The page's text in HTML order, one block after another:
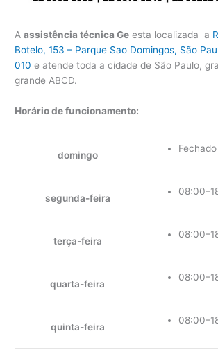
Aassistência técnica Ge esta localizada a
Botelo, 153 – Parque Sao Domingos, São
010 e atende toda a cidade de São Paulo,
grande ABCD.
Horário de funcionamento:
domingo
Fechado
segunda-feira
terça-feira
quarta-feira
quinta-feira